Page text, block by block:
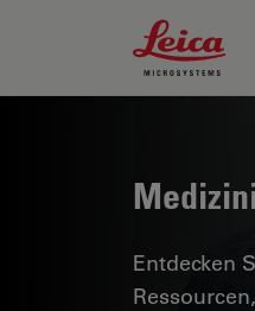
Leica
Entdecken